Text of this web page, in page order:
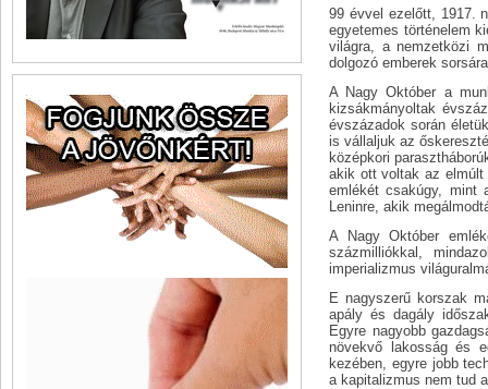
99 évvel ezelőtt, 1917.
egyetemes történelem
világra, a nemzetközi
dolgozó emberek
A Nagy Október a
kizsákmányoltak
évszázadok során
is vállaljuk az
középkori
akik ott voltak az elmúlt
emlékét csakúgy, mint
Leninre, akik
A Nagy Október
százmilliókkal,
imperializmus
E nagyszerű korszak
apály és dagály
Egyre nagyobb
növekvő lakosság és
kezében, egyre jobb
a kapitalizmus nem tud